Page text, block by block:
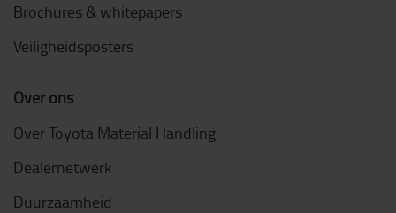
Brochures & whitepapers
Veiligheidsposters
Over ons
Over Toyota Material Handling
Dealernetwerk
Duurzaamheid